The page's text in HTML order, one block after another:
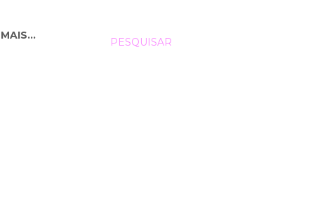
PESQUISAR
MAIS…